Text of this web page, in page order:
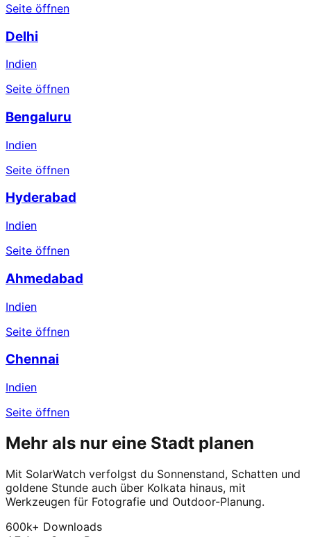
Seite öffnen
Delhi
Indien
Seite öffnen
Bengaluru
Indien
Seite öffnen
Hyderabad
Indien
Seite öffnen
Ahmedabad
Indien
Seite öffnen
Chennai
Indien
Seite öffnen
Mehr als nur eine Stadt planen
Mit SolarWatch verfolgst du Sonnenstand, Schatten und
goldene Stunde auch über Kolkata hinaus, mit
Werkzeugen für Fotografie und Outdoor-Planung.
600k+ Downloads